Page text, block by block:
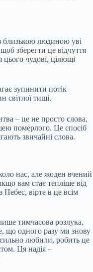
близькою людиною уві
зберегти це відчуття
цього чудові, цілющі
зупинити потік
світлої тиші.
– це не просто слова,
померлого. Це спосіб
звичайні слова.
нас, але жоден вчений
вам стає тепліше від
вірте в це всім
тимчасова розлука,
що одного разу ми знову
сильно любили, робить це
Ця надія –